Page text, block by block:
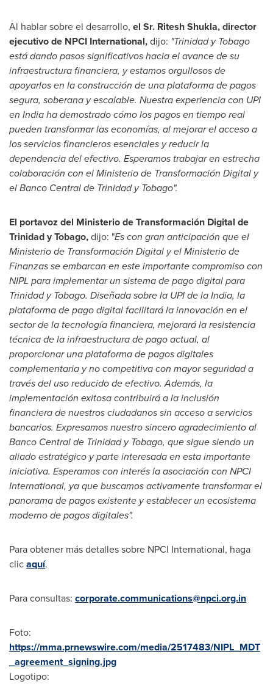
Al hablar sobre el desarrollo, el Sr. Ritesh Shukla, director
ejecutivo de NPCI International,dijo: "Trinidady Tobago
está dando pasos significativos hacia el avance de su
infraestructura financiera, y estamos orgullosos de
apoyarlos en la construcción de una plataforma de pagos
segura, soberana y escalable. Nuestra experiencia con UPI
en Indiaha demostrado cómo los pagos en tiempo real
pueden transformar las economías, al mejorar el acceso a
los servicios financieros esenciales y reducir la
dependencia del efectivo. Esperamos trabajar en estrecha
colaboración con el Ministerio de Transformación Digital y
el Banco Central de Trinidady Tobago".
El portavoz del Ministerio de Transformación Digital de
TrinidadyTobago,dijo: "Es con gran anticipación que el
Ministerio de Transformación Digital y el Ministerio de
Finanzas se embarcan en este importante compromiso con
NIPL para implementar un sistema de pago digital para
Trinidady Tobago. Diseñada sobre la UPI de laIndia, la
plataforma de pago digital facilitará la innovación en el
sector de la tecnología financiera, mejorará la resistencia
técnica de la infraestructura de pago actual, al
proporcionar una plataforma de pagos digitales
complementaria y no competitiva con mayor seguridad a
través del uso reducido de efectivo. Además, la
implementación exitosa contribuirá a la inclusión
financiera de nuestros ciudadanos sin acceso a servicios
bancarios. Expresamos nuestro sincero agradecimiento al
Banco Central de Trinidady Tobago, que sigue siendo un
aliado estratégico y parte interesada en esta importante
iniciativa. Esperamos con interés la asociación con NPCI
International, ya que buscamos activamente transformar el
panorama de pagos existente y establecer un ecosistema
moderno de pagos digitales".
Para obtener más detalles sobre NPCI International, haga
clicaquí.
Para consultas: corporate.communications@npci.org.in
Foto:
https://mma.prnewswire.com/media/2517483/NIPL_MDT
_agreement_signing.jpg
Logotipo: